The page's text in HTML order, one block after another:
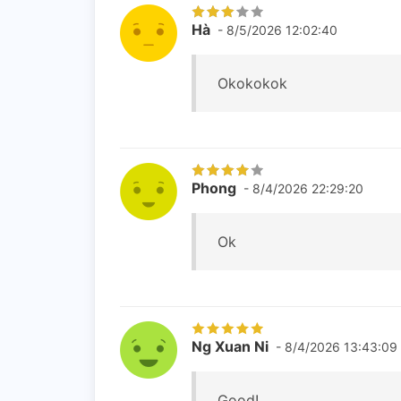
Hà - 8/5/2026 12:02:40
Okokokok
Phong - 8/4/2026 22:29:20
Ok
Ng Xuan Ni - 8/4/2026 13:43:09